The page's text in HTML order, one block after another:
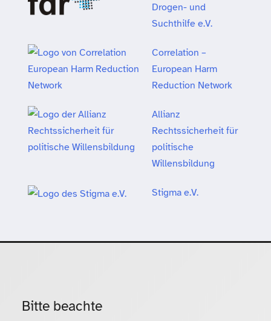
Drogen- und
Suchthilfe e.V.
Correlation –
European Harm
Reduction Network
Allianz
Rechtssicherheit für
politische
Willensbildung
Stigma e.V.
Bitte beachte